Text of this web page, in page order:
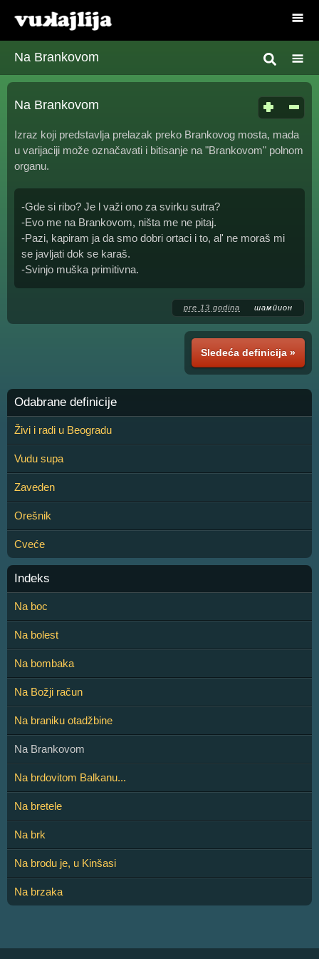
Na Brankovom
Na Brankovom
Izraz koji predstavlja prelazak preko Brankovog mosta, mada
u varijaciji može označavati i bitisanje na "Brankovom" polnom
organu.
-Gde si ribo? Je l važi ono za svirku sutra?
-Evo me na Brankovom, ništa me ne pitaj.
-Pazi, kapiram ja da smo dobri ortaci i to, al' ne moraš mi
se javljati dok se karaš.
-Svinjo muška primitivna.
pre 13 godina шампион
Sledeća definicija »
Odabrane definicije
Živi i radi u Beogradu
Vudu supa
Zaveden
Orešnik
Cveće
Indeks
Na boc
Na bolest
Na bombaka
Na Božji račun
Na braniku otadžbine
Na Brankovom
Na brdovitom Balkanu...
Na bretele
Na brk
Na brodu je, u Kinšasi
Na brzaka